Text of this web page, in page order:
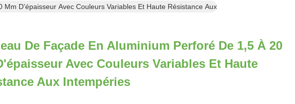
D'épaisseur Avec Couleurs Variables Et Haute Résistance Aux Intempéries
De Façade En Aluminium Perforé De 1,5 À 20
Avec Couleurs Variables Et Haute
Aux Intempéries